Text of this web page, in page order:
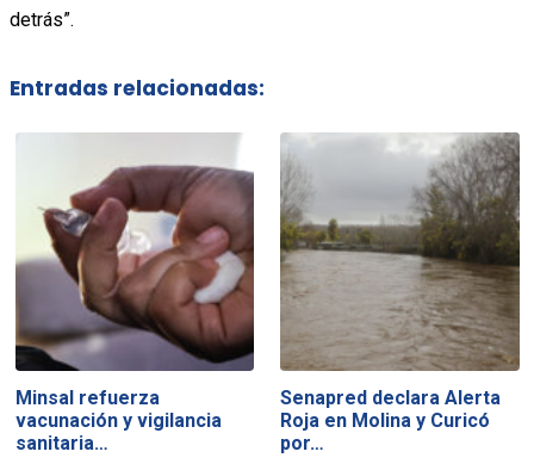
detrás”.
Entradas relacionadas:
Minsal refuerza
vacunación y vigilancia
sanitaria…
Senapred declara Alerta
Roja en Molina y Curicó
por…